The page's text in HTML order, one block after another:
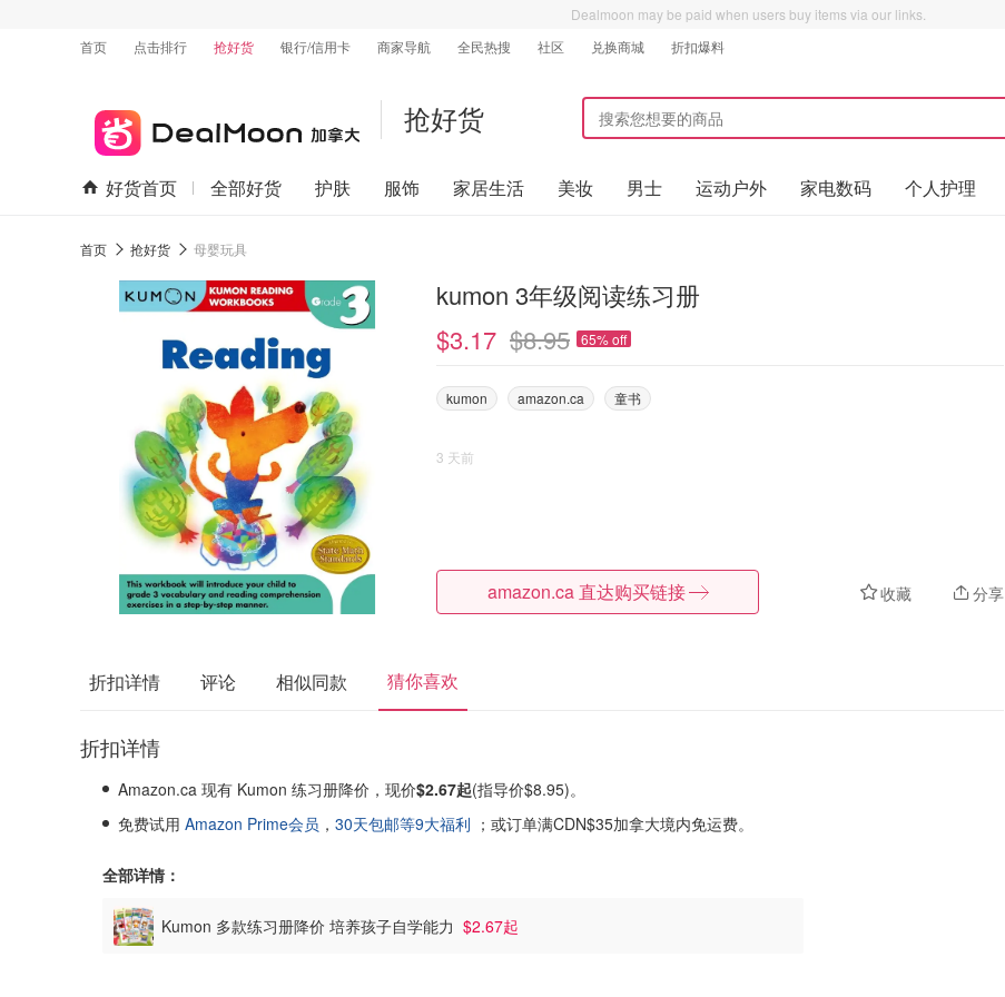
Dealmoon may be paid when users buy items via our links.
首页
点击排行 抢好货 银行/信用卡 商家导航 全民热搜 社区 兑换商城 折扣爆料
抢好货
好货首页 全部好货 护肤 服饰 家居生活 美妆 男士 运动户外 家电数码 个人护理
首页 抢好货 母婴玩具
kumon 3年级阅读练习册
$3.17 $8.95 65% off
kumon amazon.ca 童书
3 天前
收藏 分享
amazon.ca 直达购买链接
折扣详情 评论 相似同款 猜你喜欢
折扣详情
Amazon.ca 现有 Kumon 练习册降价，现价$2.67起(指导价$8.95)。
免费试用 Amazon Prime会员 ， 30天包邮等9大福利 ；或订单满CDN$35加拿大境内免运费。
全部详情：
Kumon 多款练习册降价 培养孩子自学能力 $2.67起